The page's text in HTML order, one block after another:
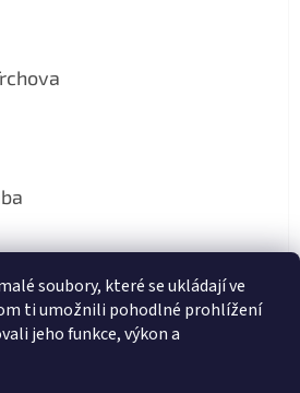
soubory, které se ukládají ve
ti umožnili pohodlné prohlížení
jeho funkce, výkon a
obchodu je 5 z 5 hvězdiček.
obchodu je 5 z 5 hvězdiček.
obchodu je 5 z 5 hvězdiček.